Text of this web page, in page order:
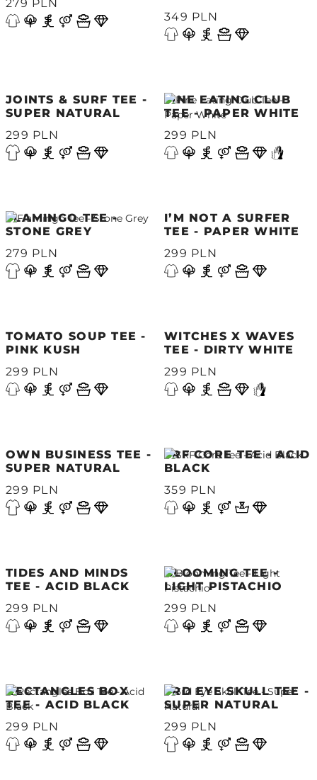
279 PLN
349 PLN
JOINTS & SURF TEE -
SUPER NATURAL
299 PLN
FINE EATING CLUB
TEE - PAPER WHITE
299 PLN
FLAMINGO TEE -
STONE GREY
279 PLN
I’M NOT A SURFER
TEE - PAPER WHITE
299 PLN
TOMATO SOUP TEE -
PINK KUSH
299 PLN
WITCHES X WAVES
TEE - DIRTY WHITE
299 PLN
OWN BUSINESS TEE -
SUPER NATURAL
299 PLN
SRF CORE TEE - ACID
BLACK
359 PLN
TIDES AND MINDS
TEE - ACID BLACK
299 PLN
BLOOMING TEE -
LIGHT PISTACHIO
299 PLN
RECTANGLES BOX
TEE - ACID BLACK
299 PLN
3RD EYE SKULL TEE -
SUPER NATURAL
299 PLN